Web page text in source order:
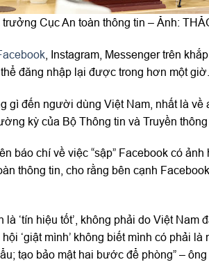
Cục An toàn thông tin – Ảnh:
, Instagram, Messenger trên
đăng nhập lại được trong hơn một giờ.
gì đến người dùng Việt Nam, nhất là
kỳ của Bộ Thông tin và Truyền thông
báo chí về việc “sập” Facebook có
thông tin, cho rằng bên cạnh
là ‘tín hiệu tốt’, không phải do Việt
‘giật mình’ không biết mình có phải
tạo bảo mật hai bước để phòng” –